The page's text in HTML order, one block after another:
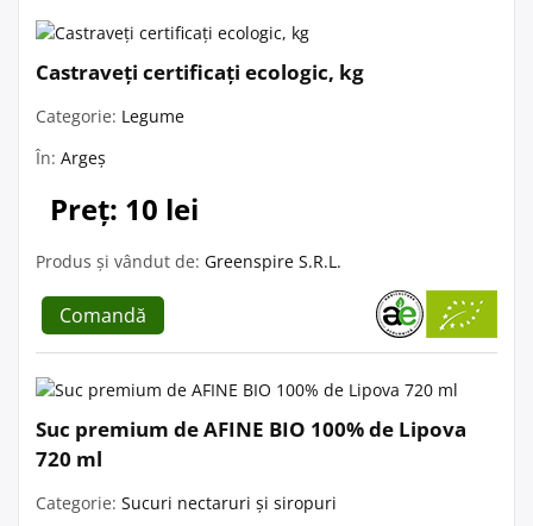
Castraveți certificați ecologic, kg
Categorie: Legume
În: Argeș
Preț: 10 lei
Produs și vândut de: Greenspire S.R.L.
Comandă
Suc premium de AFINE BIO 100% de Lipova
720 ml
Categorie: Sucuri nectaruri și siropuri